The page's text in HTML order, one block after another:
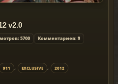
v2.0
5700 Комментариев: 9
911 , EXCLUSIVE , 2012